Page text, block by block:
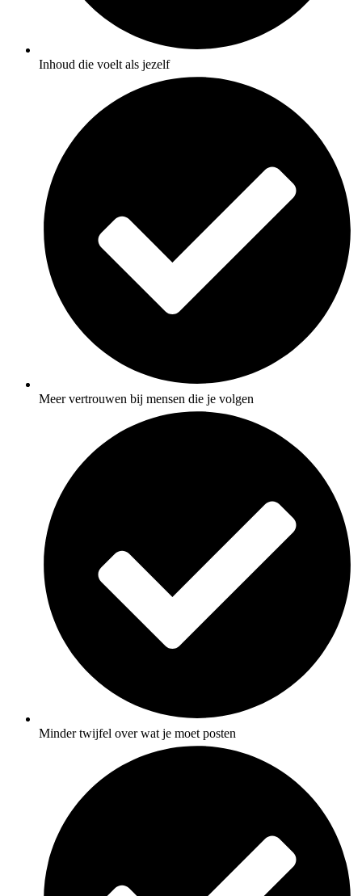
Inhoud die voelt als jezelf
Meer vertrouwen bij mensen die je volgen
Minder twijfel over wat je moet posten